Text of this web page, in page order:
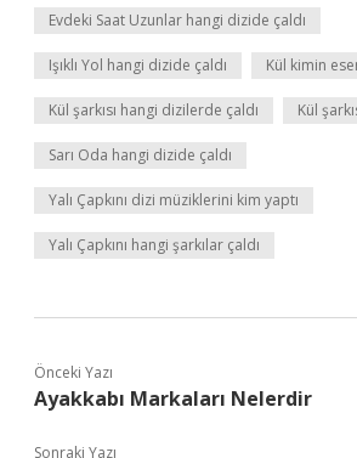
Evdeki Saat Uzunlar hangi dizide çaldı
Işıklı Yol hangi dizide çaldı Kül kimin
Kül şarkısı hangi dizilerde çaldı Kül
Sarı Oda hangi dizide çaldı
Yalı Çapkını dizi müziklerini kim yaptı
Yalı Çapkını hangi şarkılar çaldı
Önceki Yazı
Ayakkabı Markaları Nelerdir
Sonraki Yazı